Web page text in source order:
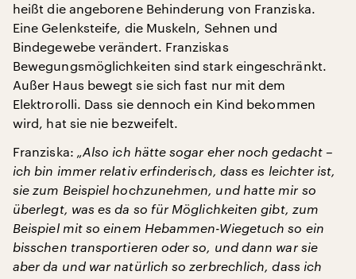
heißt die angeborene Behinderung von Franziska.
Eine Gelenksteife, die Muskeln, Sehnen und
Bindegewebe verändert. Franziskas
Bewegungsmöglichkeiten sind stark eingeschränkt.
Außer Haus bewegt sie sich fast nur mit dem
Elektrorolli. Dass sie dennoch ein Kind bekommen
wird, hat sie nie bezweifelt.
Franziska: „Also ich hätte sogar eher noch gedacht –
ich bin immer relativ erfinderisch, dass es leichter ist,
sie zum Beispiel hochzunehmen, und hatte mir so
überlegt, was es da so für Möglichkeiten gibt, zum
Beispiel mit so einem Hebammen-Wiegetuch so ein
bisschen transportieren oder so, und dann war sie
aber da und war natürlich so zerbrechlich, dass ich